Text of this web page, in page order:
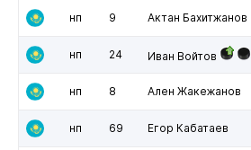
нп 9 Актан Бахитжанов
нп 24 Иван Войтов
нп 8 Ален Жакежанов
нп 69 Егор Кабатаев